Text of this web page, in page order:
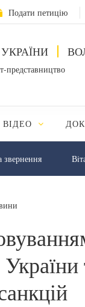
Подати петицію
представництво
ВІДЕО